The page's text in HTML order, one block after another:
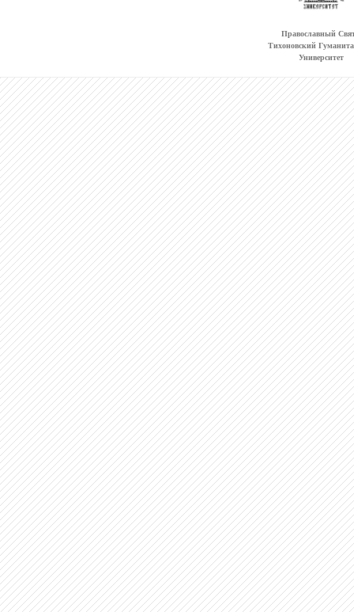
Православный
Тихоновский
Университет